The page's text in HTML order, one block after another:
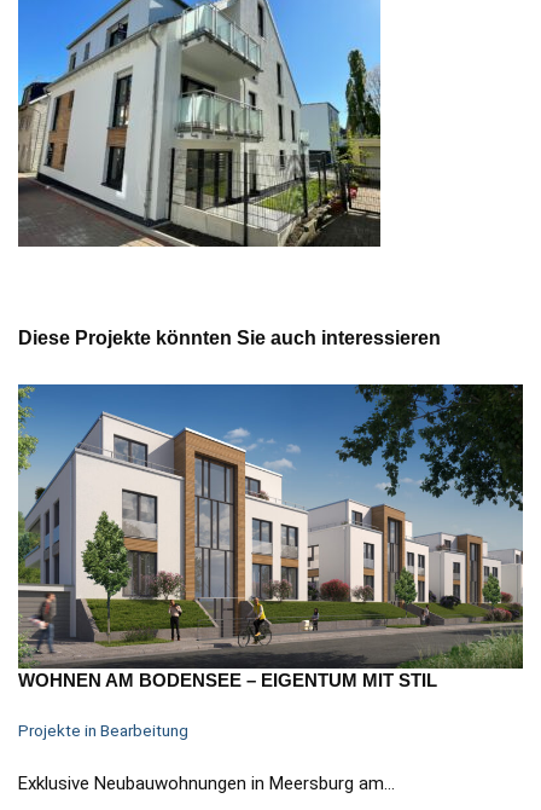
Diese Projekte könnten Sie auch interessieren
WOHNEN AM BODENSEE – EIGENTUM MIT STIL
Projekte in Bearbeitung
Exklusive Neubauwohnungen in Meersburg am…